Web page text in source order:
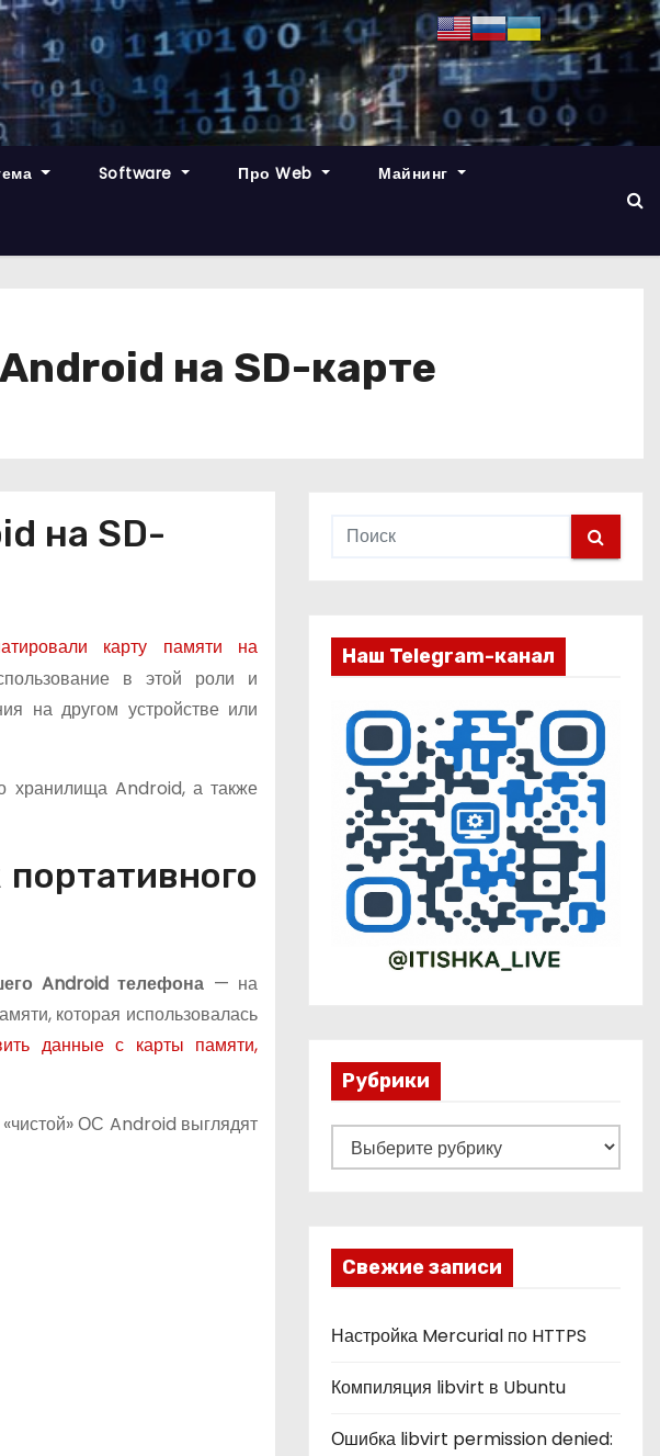
Software Про Web Майнинг
на SD-карте
на SD-
карту памяти на
в этой роли и
на другом устройстве или
хранилища Android, а также
Android телефона — на
которая использовалась
данные с карты памяти,
ОС Android выглядят
Наш Telegram-канал
Рубрики
у
к
и
Свежие записи
Настройка Mercurial по HTTPS
Компиляция libvirt в Ubuntu
Ошибка libvirt permission denied: